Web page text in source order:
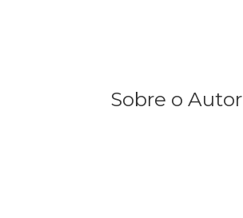
Sobre o Autor